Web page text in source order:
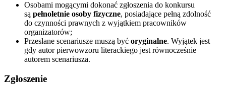
Osobami mogącymi dokonać zgłoszenia do konkursu
są pełnoletnie osoby fizyczne, posiadające pełną zdolność
do czynności prawnych z wyjątkiem pracowników
organizatorów;
Przesłane scenariusze muszą być oryginalne. Wyjątek jest
gdy autor pierwowzoru literackiego jest równocześnie
autorem scenariusza.
Zgłoszenie